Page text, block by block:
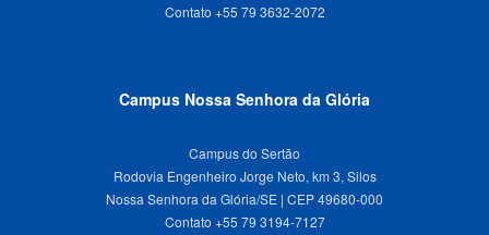
Campus Nossa Senhora da Glória
Campus do Sertão
Rodovia Engenheiro Jorge Neto, km 3, Silos
Nossa Senhora da Glória/SE | CEP 49680-000
Contato +55 79 3194-7127